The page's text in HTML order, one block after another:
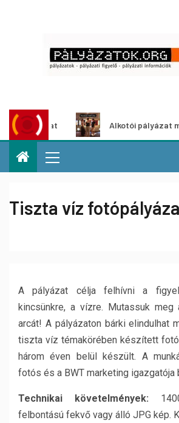
Alkotói pályázat
Tiszta víz
A pályázat célja felhívni a
kincsünkre, a vízre. Mutassuk
arcát! A pályázaton bárki elindulhat
tiszta víz témakörében készített
három éven belül készült. A
fotós és a BWT marketing igazgatója
Technikai követelmények:
felbontású fekvő vagy álló JPG kép.